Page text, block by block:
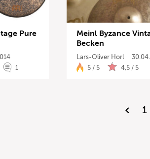
Pure
1
Meinl Byzance
Becken
Lars-Oliver Horl
5 / 5
4,5 / 5
1